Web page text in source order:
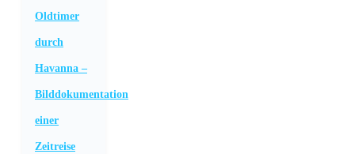
Oldtimer
durch
Havanna –
Bilddokumentation
einer
Zeitreise